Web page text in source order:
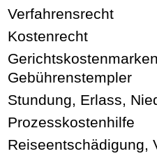
Verfahrensrecht
Kostenrecht
Gebührenstempler
Stundung, Erlass,
Prozesskostenhilfe
Reiseentschädigung,